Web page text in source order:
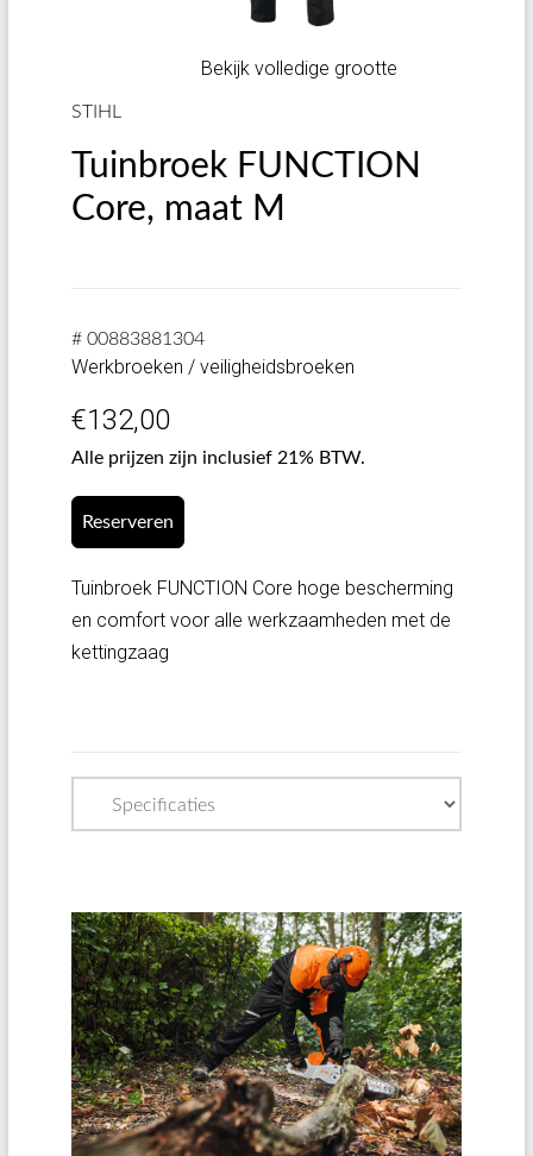
Bekijk volledige grootte
STIHL
Tuinbroek FUNCTION
Core, maat M
# 00883881304
Werkbroeken / veiligheidsbroeken
€132,00
Alle prijzen zijn inclusief 21% BTW.
Reserveren
Tuinbroek FUNCTION Core hoge bescherming
en comfort voor alle werkzaamheden met de
kettingzaag